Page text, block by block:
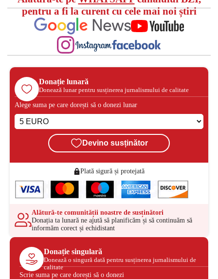
pentru a fi la curent cu cele mai noi știri
Donație lunară
Donează lunar pentru susținerea jurnalismului de calitate
Alege suma pe care dorești să o donezi lunar
Devino susținător
Plată sigură și protejată
Alătură-te comunității noastre de susținători
Donația ta lunară ne ajută să planificăm și să continuăm să
informăm corect și echidistant
Donație singulară
Donează o singură dată pentru susținerea jurnalismului de
calitate
Scrie suma pe care dorești să o donezi